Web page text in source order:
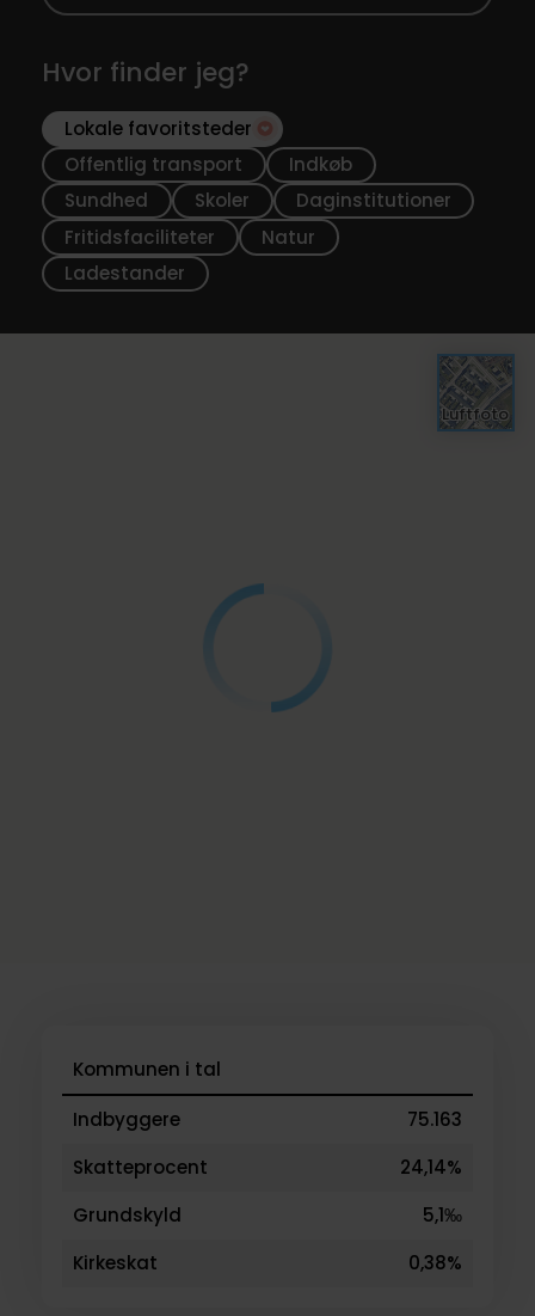
Hvor finder jeg?
Lokale favoritsteder
Offentlig transport
Indkøb
Sundhed
Skoler
Daginstitutioner
Fritidsfaciliteter
Natur
Ladestander
Luftfoto
Kommunen i tal
Indbyggere
75.163
Skatteprocent
24,14%
Grundskyld
5,1‰
Kirkeskat
0,38%